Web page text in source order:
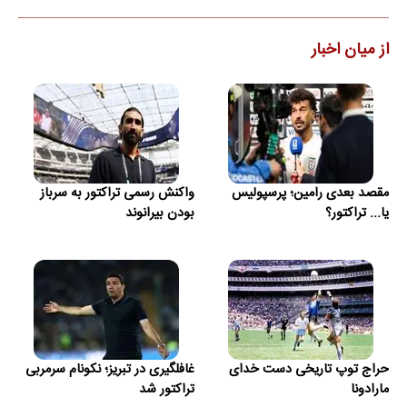
از میان اخبار
مقصد بعدی رامین؛ پرسپولیس
یا... تراکتور؟
واکنش رسمی تراکتور به سرباز
بودن بیرانوند
حراج توپ تاریخی دست خدای
مارادونا
غافلگیری در تبریز؛ نکونام سرمربی
تراکتور شد